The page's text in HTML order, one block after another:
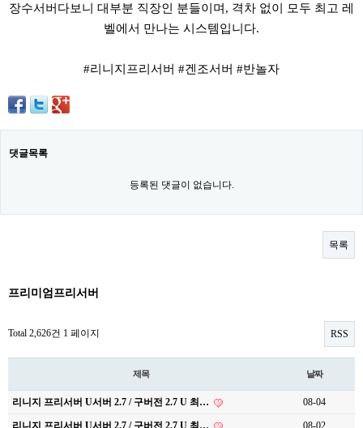
장수서버다보니 대부분 직장인 분들이며, 격차 없이 모두 최고 레
벨에서 만나는 시스템입니다.
#리니지프리서버 #겐조서버 #반놀자
댓글목록
등록된 댓글이 없습니다.
목록
프리미엄프리서버
Total 2,626건 1 페이지 RSS
제목 날짜
리니지 프리서버 U서버 2.7 / 구버전 2.7 U 최… 08-04